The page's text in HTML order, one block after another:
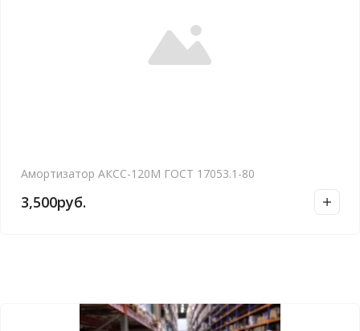
Амортизатор АКСС-120М ГОСТ 17053.1-80
3,500руб.